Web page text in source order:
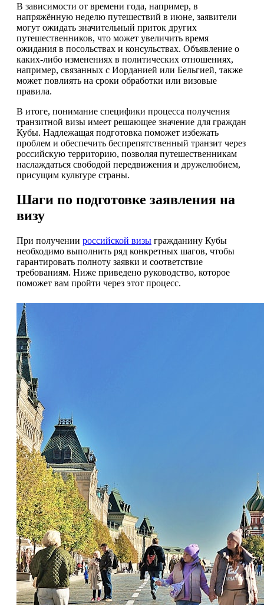
В зависимости от времени года, например, в
напряжённую неделю путешествий в июне, заявители
могут ожидать значительный приток других
путешественников, что может увеличить время
ожидания в посольствах и консульствах. Объявление о
каких-либо изменениях в политических отношениях,
например, связанных с Иорданией или Бельгией, также
может повлиять на сроки обработки или визовые
правила.
В итоге, понимание специфики процесса получения
транзитной визы имеет решающее значение для граждан
Кубы. Надлежащая подготовка поможет избежать
проблем и обеспечить беспрепятственный транзит через
российскую территорию, позволяя путешественникам
наслаждаться свободой передвижения и дружелюбием,
присущим культуре страны.
Шаги по подготовке заявления на
визу
При получении российской визы гражданину Кубы
необходимо выполнить ряд конкретных шагов, чтобы
гарантировать полноту заявки и соответствие
требованиям. Ниже приведено руководство, которое
поможет вам пройти через этот процесс.